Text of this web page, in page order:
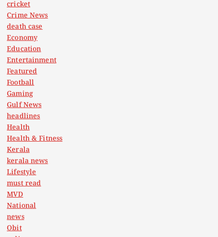
cricket
Crime News
death case
Economy
Education
Entertainment
Featured
Football
Gaming
Gulf News
headlines
Health
Health & Fitness
Kerala
kerala news
Lifestyle
must read
MVD
National
news
Obit